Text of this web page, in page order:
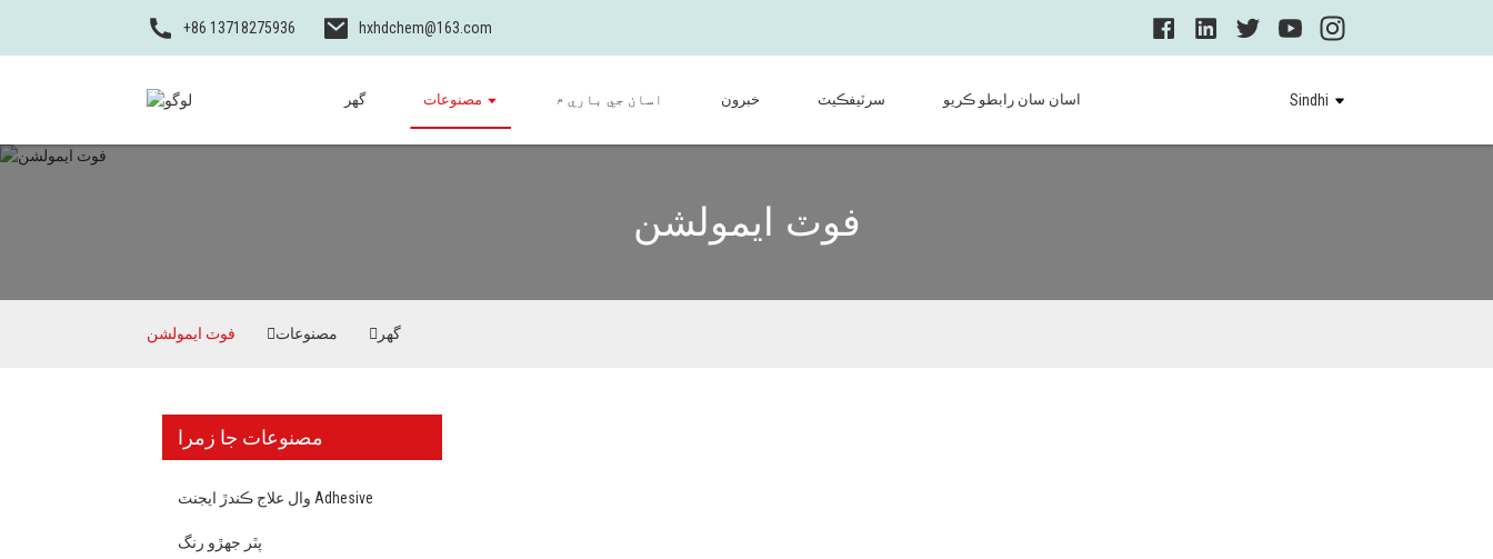
+86 13718275936 hxhdchem@163.com
گهر مصنوعات اسان جي باري ۾ خبرون سرٽيفڪيٽ اسان سان رابطو ڪريو Sindhi
فوٽ ايمولشن
گهر مصنوعات فوٽ ايمولشن
مصنوعات جا زمرا
وال علاج ڪندڙ ايجنٽ Adhesive
پٿر جهڙو رنگ